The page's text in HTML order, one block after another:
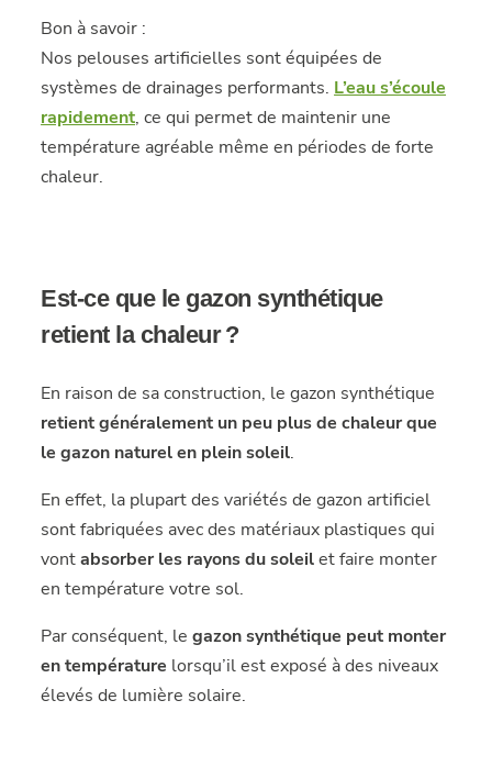
Bon à savoir :
Nos pelouses artificielles sont équipées de
systèmes de drainages performants. L’eau s’écoule
rapidement, ce qui permet de maintenir une
température agréable même en périodes de forte
chaleur.
Est-ce que le gazon synthétique
retient la chaleur ?
En raison de sa construction, le gazon synthétique
retient généralement un peu plus de chaleur que
le gazon naturel en plein soleil.
En effet, la plupart des variétés de gazon artificiel
sont fabriquées avec des matériaux plastiques qui
vontabsorber les rayons du soleilet faire monter
en température votre sol.
Par conséquent, legazon synthétique peut monter
en température lorsqu’il est exposé à des niveaux
élevés de lumière solaire.